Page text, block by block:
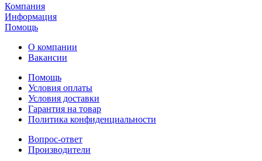
Компания
Информация
Помощь
О компании
Вакансии
Помощь
Условия оплаты
Условия доставки
Гарантия на товар
Политика конфиденциальности
Вопрос-ответ
Производители